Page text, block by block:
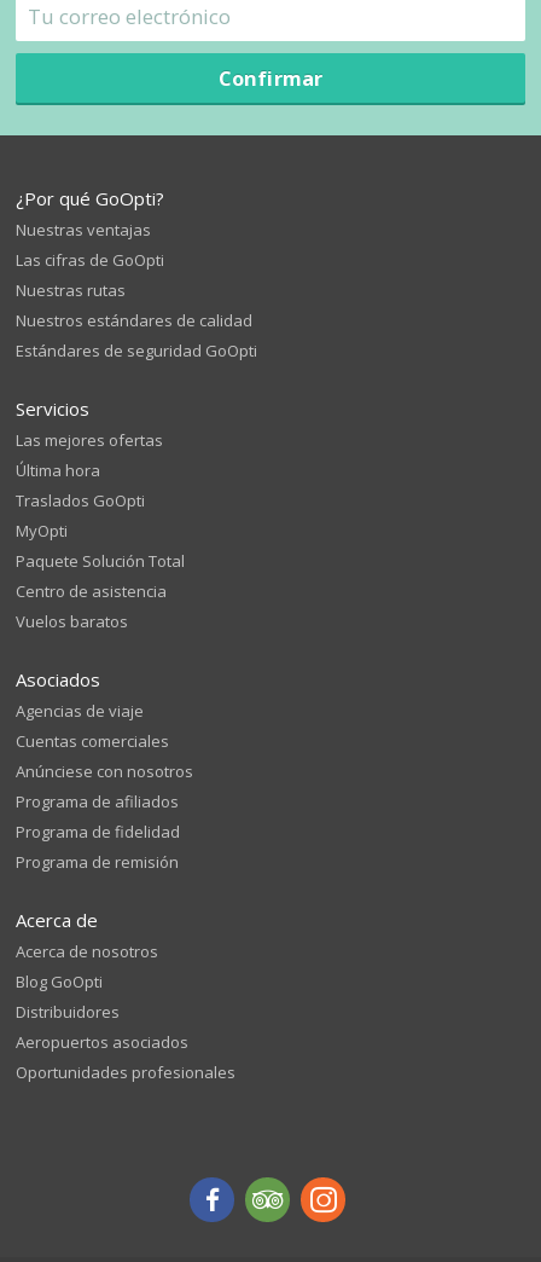
Confirmar
¿Por qué GoOpti?
Nuestras ventajas
Las cifras de GoOpti
Nuestras rutas
Nuestros estándares de calidad
Estándares de seguridad GoOpti
Servicios
Las mejores ofertas
Última hora
Traslados GoOpti
MyOpti
Paquete Solución Total
Centro de asistencia
Vuelos baratos
Asociados
Agencias de viaje
Cuentas comerciales
Anúnciese con nosotros
Programa de afiliados
Programa de fidelidad
Programa de remisión
Acerca de
Acerca de nosotros
Blog GoOpti
Distribuidores
Aeropuertos asociados
Oportunidades profesionales